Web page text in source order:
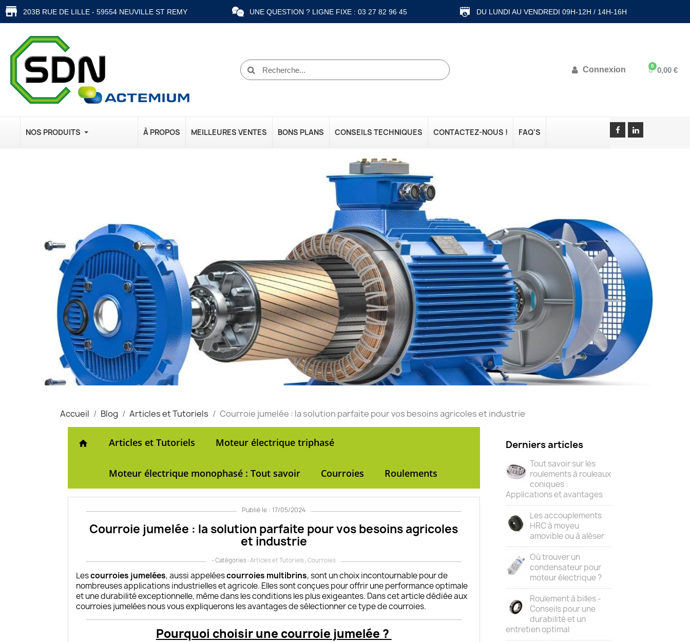
203B RUE DE LILLE - 59554 NEUVILLE ST REMY UNE QUESTION ? LIGNE FIXE : 03 27 82 96 45 DU LUNDI AU VENDREDI 09H-12H / 14H-16H
Connexion 0,00 €
NOS PRODUITS À PROPOS MEILLEURES VENTES BONS PLANS CONSEILS TECHNIQUES CONTACTEZ-NOUS ! FAQ'S
Accueil Blog Articles et Tutoriels Courroie jumelée : la solution parfaite pour vos besoins agricoles et industrie
home Articles et Tutoriels Moteur électrique triphasé
Moteur électrique monophasé : Tout savoir Courroies Roulements
Publié le : 17/05/2024
Courroie jumelée : la solution parfaite pour vos besoins agricoles
et industrie
- Catégories :Articles et Tutoriels,Courroies
Lescourroies jumelées, aussi appeléescourroies multibrins, sont un choix incontournable pour de
nombreuses applications industrielles et agricole. Elles sontconçues pour offrir une performance optimale
et une durabilité exceptionnelle, même dans les conditions les plus exigeantes. Dans cet article dédiée aux
courroies jumelées nous vous expliquerons les avantages de sélectionner ce type de courroies.
Pourquoi choisir une courroie jumelée ?
Derniers articles
Tout savoir sur les
roulements à rouleaux
coniques :
Applications et avantages
Les accouplements
HRC à moyeu
amovible ou à aléser
Où trouver un
condensateur pour
moteur électrique ?
Roulement à billes -
Conseils pour une
durabilité et un
entretien optimal